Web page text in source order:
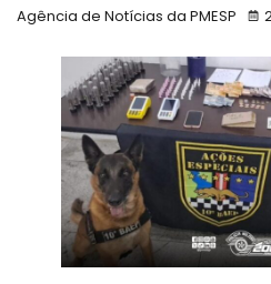
Agência de Notícias da PMESP